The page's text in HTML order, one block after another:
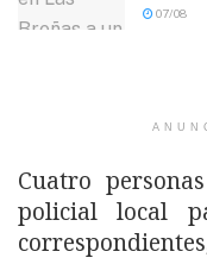
07/08
Cuatro
policial local